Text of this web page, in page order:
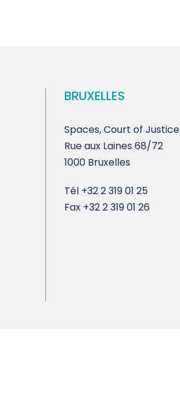
BRUXELLES
Spaces, Court of Justice
Rue aux Laines 68/72
1000 Bruxelles
Tél +32 2 319 01 25
Fax +32 2 319 01 26